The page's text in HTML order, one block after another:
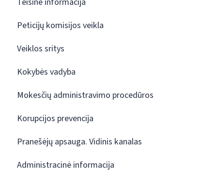
Peticijų komisijos veikla
Veiklos sritys
Kokybės vadyba
Mokesčių administravimo procedūros
Korupcijos prevencija
Pranešėjų apsauga. Vidinis kanalas
Administracinė informacija